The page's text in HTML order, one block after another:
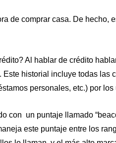
de comprar casa. De hecho,
Al hablar de crédito
Este historial incluye todas las
personales, etc.) por los
con un puntaje llamado
este puntaje entre los